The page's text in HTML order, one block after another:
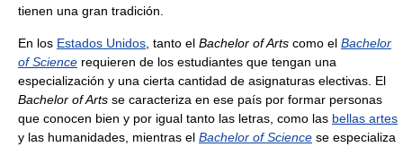
tienen una gran tradición.
En los Estados Unidos , tanto el Bachelor of Arts como el Bachelor
of Science requieren de los estudiantes que tengan una
especialización y una cierta cantidad de asignaturas electivas. El
Bachelor of Arts se caracteriza en ese país por formar personas
que conocen bien y por igual tanto las letras, como las bellas artes
y las humanidades, mientras el Bachelor of Science se especializa